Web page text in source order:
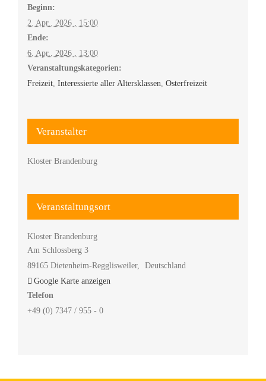
Beginn:
2. Apr.. 2026 , 15:00
Ende:
6. Apr.. 2026 , 13:00
Veranstaltungskategorien:
Freizeit, Interessierte aller Altersklassen Osterfreizeit
Veranstaltungsort
Kloster Brandenburg
Am Schlossberg 3
89165 Dietenheim-Regglisweiler,
Deutschland
Google Karte anzeigen
Telefon
+49 (0) 7347 / 955 - 0
Veranstalter
Kloster Brandenburg